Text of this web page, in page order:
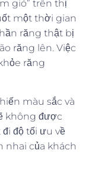
gió” trên thị
một thời gian
răng thật bị
răng lên. Việc
răng
màu sắc và
không được
độ tối ưu về
nhai của khách